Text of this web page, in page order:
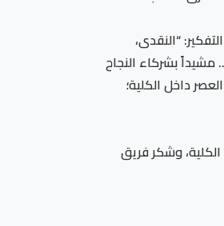
“النقدى،
مشيداً بشركاء النجاح
داخل الكلية؛
الكلية، وشكر فريق